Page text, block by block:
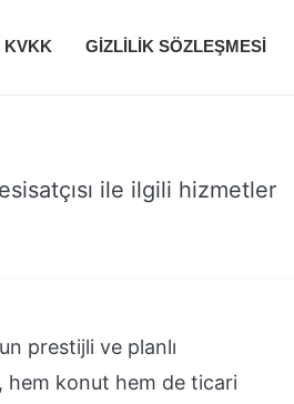
KVKK GIZLILIK SÖZLEŞMESI
ile ilgili hizmetler
prestijli ve planlı
hem konut hem de ticari